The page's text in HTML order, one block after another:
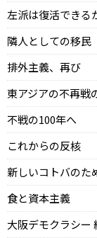
左派は復活できる
隣人としての移民
排外主義、再び
東アジアの不再戦
不戦の100年へ
これからの反核
新しいコトバのた
食と資本主義
大阪デモクラシー